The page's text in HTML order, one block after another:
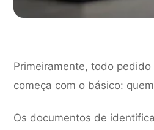
Primeiramente, todo
começa com o básico:
Os documentos de